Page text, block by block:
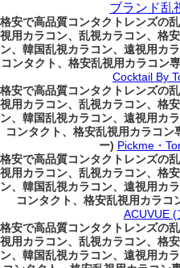
ブランド乱
格安で高品質コンタクトレンズの
視用カラコン、乱視カラコン、格
ン、韓国乱視カラコン、遠視用カ
コンタクト、格安乱視用カラコ
Cocktail By
格安で高品質コンタクトレンズの
視用カラコン、乱視カラコン、格
ン、韓国乱視カラコン、遠視用カ
コンタクト、格安乱視用カラコ
ー) Pickme・
格安で高品質コンタクトレンズの
視用カラコン、乱視カラコン、格
ン、韓国乱視カラコン、遠視用カ
コンタクト、格安乱視用カラコ
ACUVUE
格安で高品質コンタクトレンズの
視用カラコン、乱視カラコン、格
ン、韓国乱視カラコン、遠視用カ